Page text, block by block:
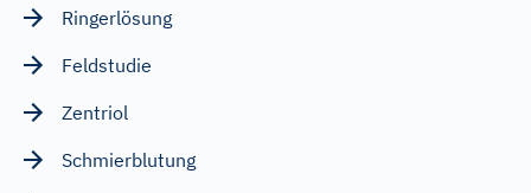
Ringerlösung
Feldstudie
Zentriol
Schmierblutung